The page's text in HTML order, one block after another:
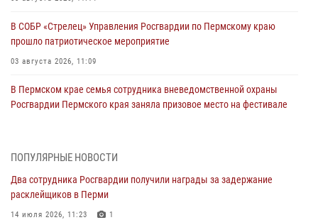
В СОБР «Стрелец» Управления Росгвардии по Пермскому краю
прошло патриотическое мероприятие
03 августа 2026, 11:09
В Пермском крае семья сотрудника вневедомственной охраны
Росгвардии Пермского края заняла призовое место на фестивале
юных спортсменов
03 августа 2026, 10:59
ПОПУЛЯРНЫЕ НОВОСТИ
Два сотрудника Росгвардии получили награды за задержание
расклейщиков в Перми
14 июля 2026, 11:23 1